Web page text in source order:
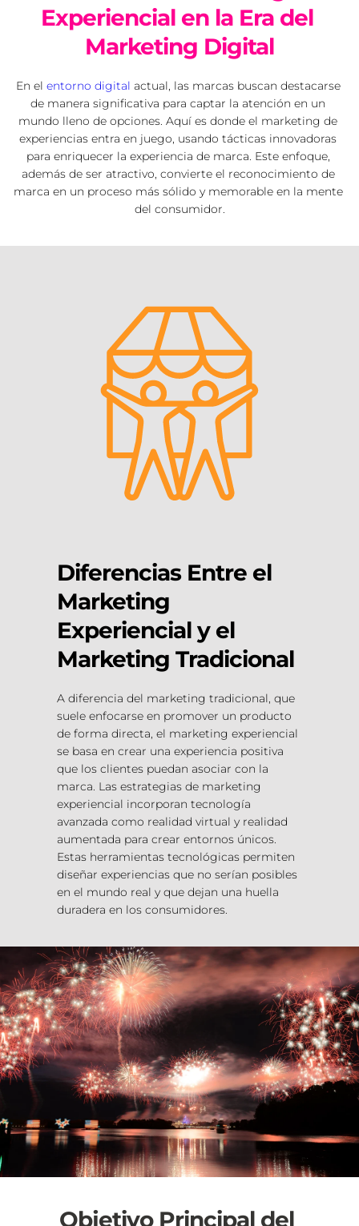
Experiencial en la Era del
Marketing Digital
En el entorno digital actual, las marcas buscan destacarse
de manera significativa para captar la atención en un
mundo lleno de opciones. Aquí es donde el marketing de
experiencias entra en juego, usando tácticas innovadoras
para enriquecer la experiencia de marca. Este enfoque,
además de ser atractivo, convierte el reconocimiento de
marca en un proceso más sólido y memorable en la mente
del consumidor.
Diferencias Entre el
Marketing
Experiencial y el
Marketing Tradicional
A diferencia del marketing tradicional, que
suele enfocarse en promover un producto
de forma directa, el marketing experiencial
se basa en crear una experiencia positiva
que los clientes puedan asociar con la
marca. Las estrategias de marketing
experiencial incorporan tecnología
avanzada como realidad virtual y realidad
aumentada para crear entornos únicos.
Estas herramientas tecnológicas permiten
diseñar experiencias que no serían posibles
en el mundo real y que dejan una huella
duradera en los consumidores.
Objetivo Principal del